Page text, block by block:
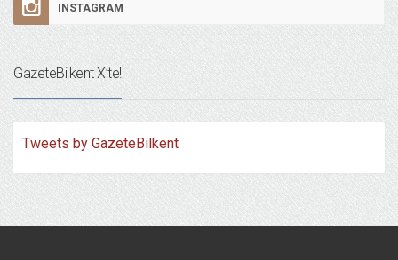
INSTAGRAM
GazeteBilkent X’te!
Tweets by GazeteBilkent